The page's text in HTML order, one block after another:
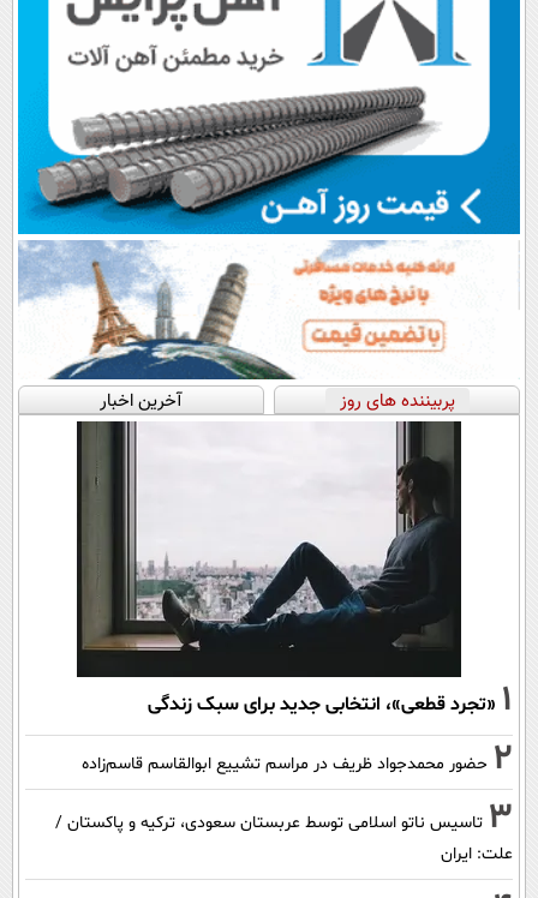
پربیننده های روز آخرین اخبار
1 «تجرد قطعی»، انتخابی جدید برای سبک زندگی
2 حضور محمدجواد ظریف در مراسم تشییع ابوالقاسم قاسم‌زاده
3 تاسیس ناتو اسلامی توسط عربستان سعودی، ترکیه و پاکستان /
علت: ایران